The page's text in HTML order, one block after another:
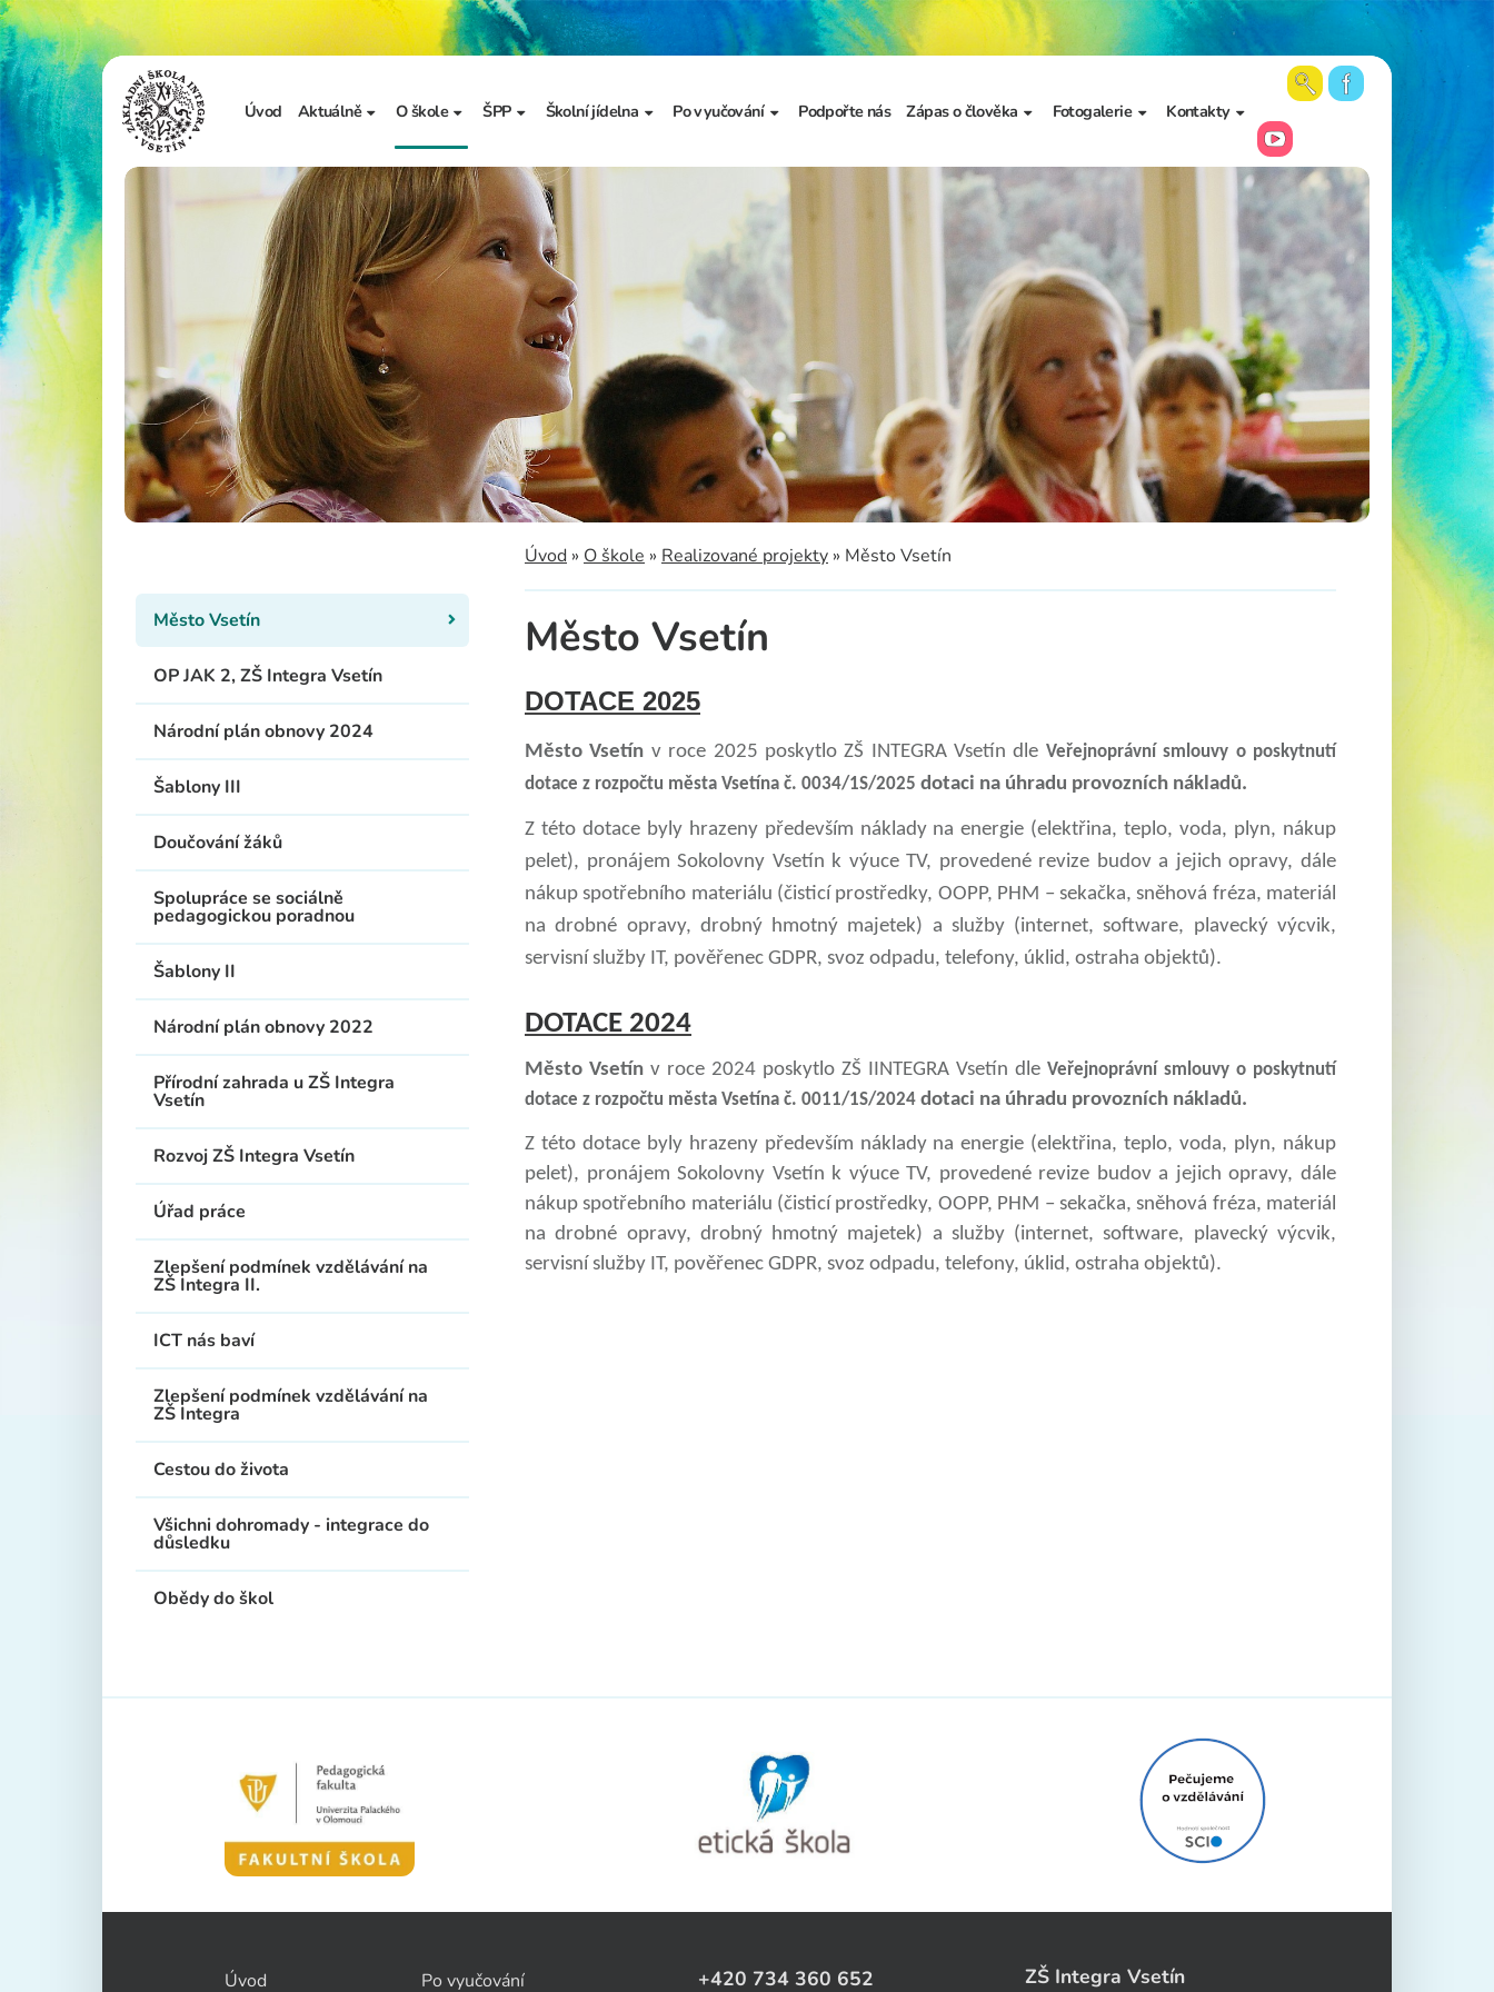
Úvod Aktuálně
Sdělení školy
Ze života školy
O škole
Základní informace
Úřední deska
Vzdělávání a výchova
Zápis do 1. třídy
Školní dokumenty
Realizované projekty
Adopce na dálku
Školská rada
ŠPP
Základní informace
Dokumenty školního
metodika prevence
Školní jídelna
Jídelníček
Po vyučování
Školní družina
Školní klub
Kroužky
Bellhop čipový systém
Podpořte nás Zápas o člověka
Prezentace školy a
výzkumu
Fotogalerie
Aktuální fotky
Archiv fotogalerií
Kontakty
Vedení školy
Kancelář školy
Zájmové vzdělávání
Školní poradenské
pracoviště
Učitelé
Asistenti pedagoga
Napište nám
Úvod » O škole » Realizované projekty » Město Vsetín
Město Vsetín
DOTACE 2025
Město Vsetín v roce 2025 poskytlo ZŠ INTEGRA Vsetín dle Veřejnoprávní smlouvy o poskytnutí
dotace z rozpočtu města Vsetína č. 0034/1S/2025 dotaci na úhradu provozních nákladů.
Z této dotace byly hrazeny především náklady na energie (elektřina, teplo, voda, plyn, nákup
pelet), pronájem Sokolovny Vsetín k výuce TV, provedené revize budov a jejich opravy, dále
nákup spotřebního materiálu (čisticí prostředky, OOPP, PHM – sekačka, sněhová fréza, materiál
na drobné opravy, drobný hmotný majetek) a služby (internet, software, plavecký výcvik,
servisní služby IT, pověřenec GDPR, svoz odpadu, telefony, úklid, ostraha objektů).
DOTACE 2024
Město Vsetín v roce 2024 poskytlo ZŠ IINTEGRA Vsetín dle Veřejnoprávní smlouvy o poskytnutí
dotace z rozpočtu města Vsetína č. 0011/1S/2024 dotaci na úhradu provozních nákladů.
Z této dotace byly hrazeny především náklady na energie (elektřina, teplo, voda, plyn, nákup
pelet), pronájem Sokolovny Vsetín k výuce TV, provedené revize budov a jejich opravy, dále
nákup spotřebního materiálu (čisticí prostředky, OOPP, PHM – sekačka, sněhová fréza, materiál
na drobné opravy, drobný hmotný majetek) a služby (internet, software, plavecký výcvik,
servisní služby IT, pověřenec GDPR, svoz odpadu, telefony, úklid, ostraha objektů).
Město Vsetín
OP JAK 2, ZŠ Integra Vsetín
Národní plán obnovy 2024
Šablony III
Doučování žáků
Spolupráce se sociálně
pedagogickou poradnou
Šablony II
Národní plán obnovy 2022
Přírodní zahrada u ZŠ Integra
Vsetín
Rozvoj ZŠ Integra Vsetín
Úřad práce
Zlepšení podmínek vzdělávání na
ZŠ Integra II.
ICT nás baví
Zlepšení podmínek vzdělávání na
ZŠ Integra
Cestou do života
Všichni dohromady - integrace do
důsledku
Obědy do škol
Úvod Po vyučování +420 734 360 652 ZŠ Integra Vsetín